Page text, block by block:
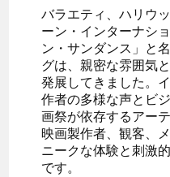
バラエティ、ハリウ
ーン・インターナシ
ン・サンダンス」と
グは、親密な雰囲気
発展してきました。
作者の多様な声とビ
画祭が依存するアー
映画製作者、観客、
ニークな体験と刺激
です。